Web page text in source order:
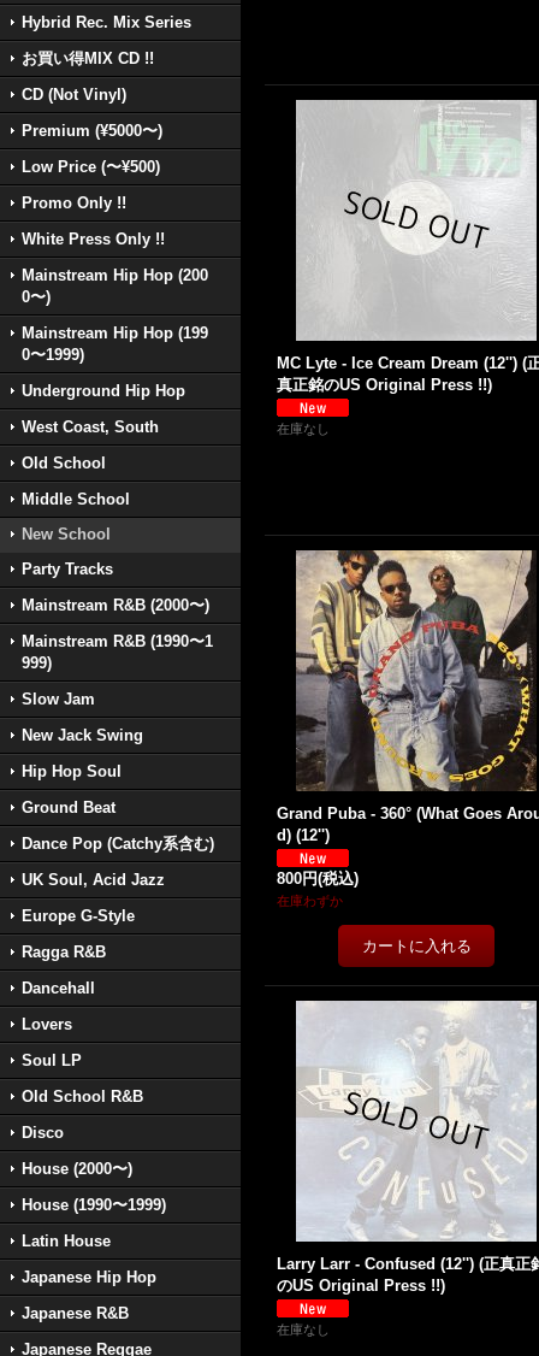
Hybrid Rec. Mix Series
お買い得MIX CD !!
CD (Not Vinyl)
Premium (¥5000〜)
Low Price (〜¥500)
Promo Only !!
White Press Only !!
Mainstream Hip Hop (200
0〜)
Mainstream Hip Hop (199
0〜1999)
Underground Hip Hop
West Coast, South
Old School
Middle School
New School
Party Tracks
Mainstream R&B (2000〜)
Mainstream R&B (1990〜1
999)
Slow Jam
New Jack Swing
Hip Hop Soul
Ground Beat
Dance Pop (Catchy系含む)
UK Soul, Acid Jazz
Europe G-Style
Ragga R&B
Dancehall
Lovers
Soul LP
Old School R&B
Disco
House (2000〜)
House (1990〜1999)
Latin House
Japanese Hip Hop
Japanese R&B
Japanese Reggae
MC Lyte - Ice Cream Dream (12'') (
真正銘のUS Original Press !!)
在庫なし
Grand Puba - 360° (What Goes
d) (12'')
800円(税込)
在庫わずか
Larry Larr - Confused (12'') (正真正
のUS Original Press !!)
在庫なし